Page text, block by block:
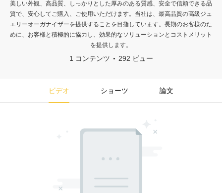
美しい外観、高品質、しっかりとした厚みのある質感、安全で信頼できる品
質で、安心してご購入、ご使用いただけます。当社は、最高品質の高級ジュ
エリーオーガナイザーを提供することを目指しています。長期のお客様のた
めに、お客様と積極的に協力し、効果的なソリューションとコストメリット
を提供します。
1 コンテンツ 292 ビュー
ビデオ ショーツ 論文